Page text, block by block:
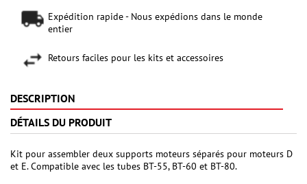
Expédition rapide - Nous expédions dans le monde
entier
Retours faciles pour les kits et accessoires
DESCRIPTION
DÉTAILS DU PRODUIT
Kit pour assembler deux supports moteurs séparés pour moteurs D
et E. Compatible avec les tubes BT-55, BT-60 et BT-80.